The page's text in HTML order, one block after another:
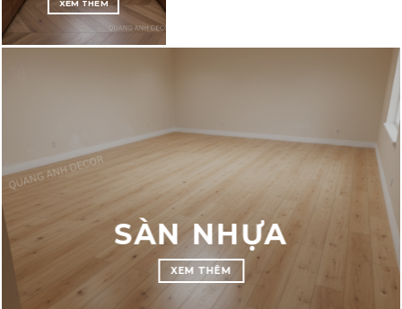
SÀN GỖ
CÔNG